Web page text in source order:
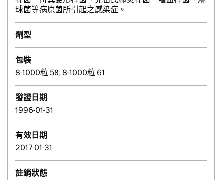
球菌等病原菌所引起之感染症。
劑型
包裝
8-1000粒 58, 8-1000粒 61
發證日期
1996-01-31
有效日期
2017-01-31
註銷狀態